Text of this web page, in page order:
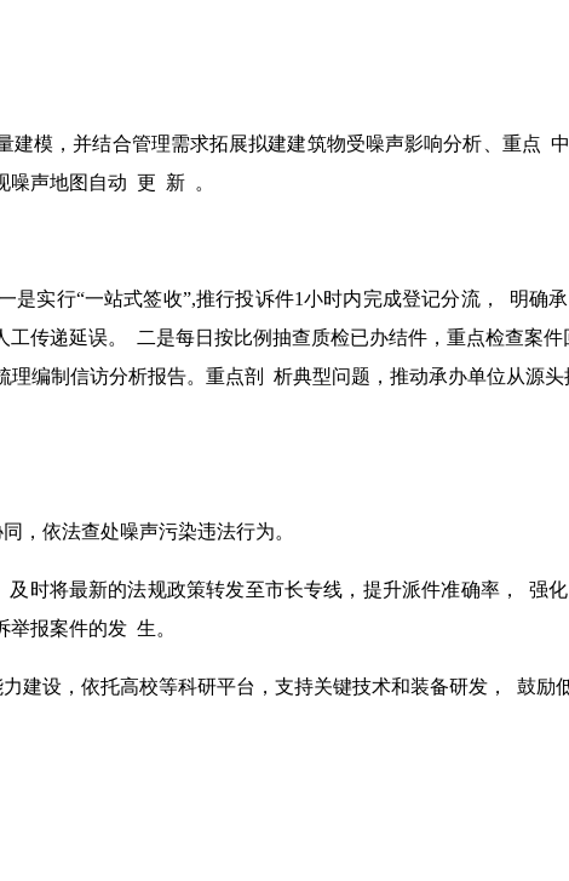
模，并结合管理需求拓展拟建建筑物受噪声影响分析、重点
噪声地图自动 更 新 。
实行“一站式签收”,推行投诉件1小时内完成登记分流， 明确
传递延误。 二是每日按比例抽查质检已办结件，重点检查案
编制信访分析报告。重点剖 析典型问题，推动承办单位从源
，依法查处噪声污染违法行为。
时将最新的法规政策转发至市长专线，提升派件准确率， 强
报案件的发 生。
建设，依托高校等科研平台，支持关键技术和装备研发， 鼓励